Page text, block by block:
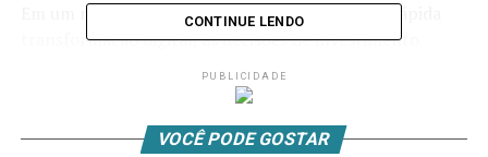
Em um mundo pós-pandêmico e marcado pela rápida
transformação digital, as decisões de investimento
análises precisas. Este conteúdo é voltado para
abordagem prática e detalhada sobre as oportunidades e
CONTINUE LENDO
PUBLICIDADE
VOCÊ PODE GOSTAR